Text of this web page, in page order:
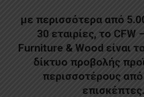
με περισσότερα από
30 εταιρίες, το CFW
Furniture & Wood είναι
δίκτυο προβολής
περισσοτέρους
επισκέπτες.